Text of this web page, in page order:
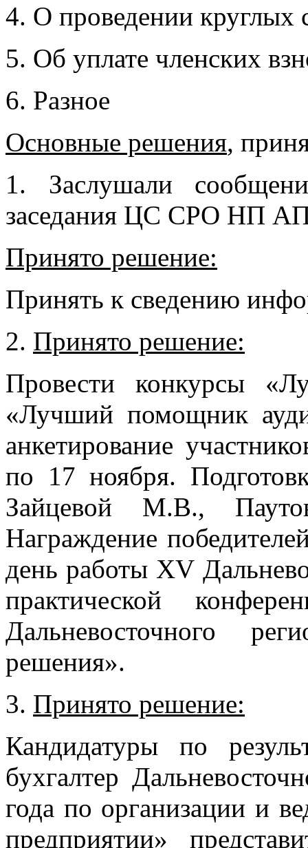
4. О проведении круглых
5. Об уплате членских
6. Разное
Основные решения,
1. Заслушали
заседания ЦС СРО НП
Принято решение:
Принять к сведению
2. Принято решение:
Провести конкурсы
«Лучший помощник
анкетирование
по 17 ноября.
Зайцевой М.В.,
Награждение
день работы ХV
практической
Дальневосточного
решения».
3. Принято решение:
Кандидатуры по
бухгалтер
года по организации и
предприятии»